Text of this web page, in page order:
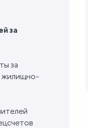
за
за
жилищно-